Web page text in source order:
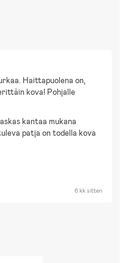
Haittapuolena on,
kova! Pohjalle
kantaa mukana
patja on todella kova
6 kk sitten